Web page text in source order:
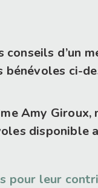
d’un
ci-
Amy
disponible
pour leur